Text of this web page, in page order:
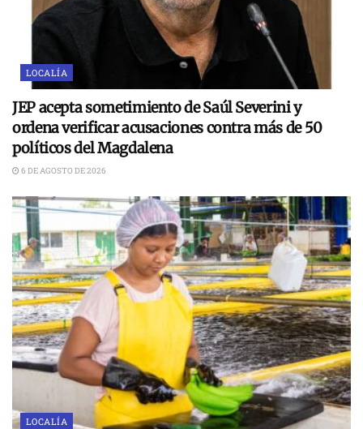
LOCALÍA
JEP acepta sometimiento de Saúl Severini y
ordena verificar acusaciones contra más de 50
políticos del Magdalena
6 DE AGOSTO DE 2026
LOCALÍA